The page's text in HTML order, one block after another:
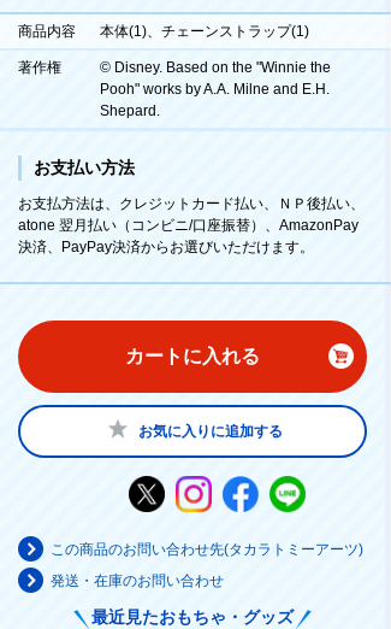
商品内容 本体(1)、チェーンストラップ(1)
著作権
© Disney. Based on the "Winnie the
Pooh" works by A.A. Milne and E.H.
Shepard.
お支払い方法
お支払方法は、クレジットカード払い、ＮＰ後払い、
atone 翌月払い（コンビニ/口座振替）、AmazonPay
決済、PayPay決済からお選びいただけます。
カートに入れる
お気に入りに追加する
この商品のお問い合わせ先(タカラトミーアーツ)
発送・在庫のお問い合わせ
最近見たおもちゃ・グッズ